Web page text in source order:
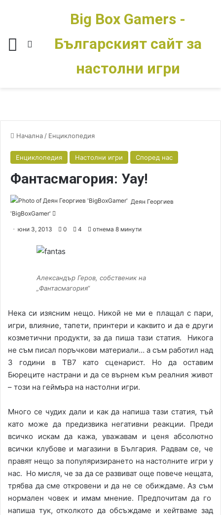
Меню Switch skin
Big Box Gamers -
Българският сайт за
настолни игри
Начална / Енциклопедия
Енциклопедия Настолни игри Според нас
Фантасмагория: Уау!
Деян Георгиев
'BigBoxGamer'
e
d
юни 3, 2013 0 4 отнема 8 минути
Александър Геров, собственик на
„Фантасмагория“
Нека си изясним нещо. Никой не ми e плащал с пари,
игри, влияние, тапети, принтери и каквито и да е други
козметични продукти, за да пиша тази статия. Никога
не съм писал поръчкови материали… а съм работил над
3 години в ТВ7 като сценарист. Но да оставим
Бюреците настрани и да се върнем към реалния живот
– този на геймъра на настолни игри.
Много се чудих дали и как да напиша тази статия, тъй
като може да предизвика негативни реакции. Преди
всичко искам да кажа, уважавам и ценя абсолютно
всички клубове и магазини в България. Радвам се, че
правят нещо за популяризирането на настолните игри у
нас. Но мисля, че за да се развиват още повече нещата,
трябва да сме откровени и да не се обиждаме. Аз съм
нормален човек и имам мнение. Предпочитам да го
напиша тук, отколкото да обсъждаме и хейтваме зад